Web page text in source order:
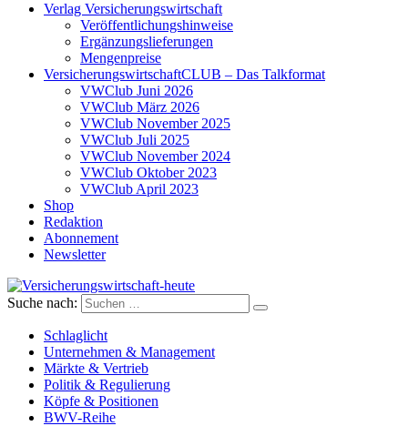
Verlag Versicherungswirtschaft
Veröffentlichungshinweise
Ergänzungslieferungen
Mengenpreise
VersicherungswirtschaftCLUB – Das Talkformat
VWClub Juni 2026
VWClub März 2026
VWClub November 2025
VWClub Juli 2025
VWClub November 2024
VWClub Oktober 2023
VWClub April 2023
Shop
Redaktion
Abonnement
Newsletter
Versicherungswirtschaft-heute
Suche nach:
Schlaglicht
Unternehmen & Management
Märkte & Vertrieb
Politik & Regulierung
Köpfe & Positionen
BWV-Reihe